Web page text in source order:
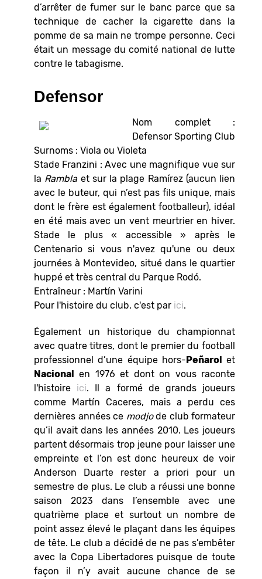
d’arrêter de fumer sur le banc parce que sa
technique de cacher la cigarette dans la
pomme de sa main ne trompe personne. Ceci
était un message du comité national de lutte
contre le tabagisme.
Defensor
Nom complet :
Defensor Sporting Club
Surnoms : Viola ou Violeta
Stade Franzini : Avec une magnifique vue sur
la Rambla et sur la plage Ramírez (aucun lien
avec le buteur, qui n’est pas fils unique, mais
dont le frère est également footballeur), idéal
en été mais avec un vent meurtrier en hiver.
Stade le plus « accessible » après le
Centenario si vous n'avez qu'une ou deux
journées à Montevideo, situé dans le quartier
huppé et très central du Parque Rodó.
Entraîneur : Martín Varini
Pour l'histoire du club, c'est par ici.
Également un historique du championnat
avec quatre titres, dont le premier du football
professionnel d’une équipe hors- Peñarol
et
Nacional
en 1976 et dont on vous raconte
l'histoire ici. Il a formé de grands joueurs
comme Martín Caceres, mais a perdu ces
dernières années ce modjode club formateur
qu’il avait dans les années 2010. Les joueurs
partent désormais trop jeune pour laisser une
empreinte et l’on est donc heureux de voir
Anderson Duarte rester a priori pour un
semestre de plus. Le club a réussi une bonne
saison 2023 dans l’ensemble avec une
quatrième place et surtout un nombre de
point assez élevé le plaçant dans les équipes
de tête. Le club a décidé de ne pas s’embêter
avec la Copa Libertadores puisque de toute
façon il n’y avait aucune chance de se